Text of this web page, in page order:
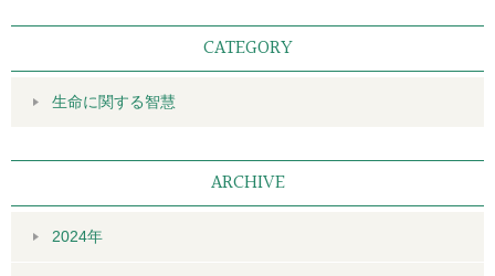
CATEGORY
生命に関する智慧
ARCHIVE
2024年